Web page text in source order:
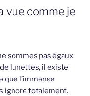
vue comme je
sommes pas égaux
lunettes, il existe
que l’immense
ignore totalement.